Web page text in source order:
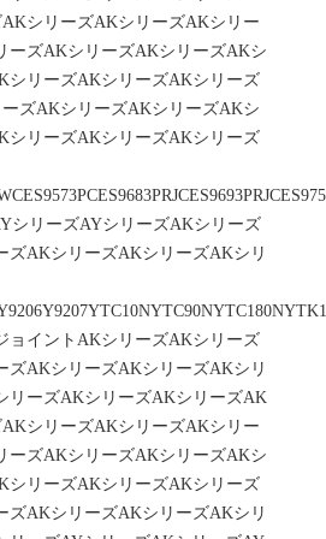
シリーズAKシリーズAKシリー
ーズAKシリーズAKシリーズAKシ
シリーズAKシリーズAKシリーズ
ズAKシリーズAKシリーズAKシ
シリーズAKシリーズAKシリーズ
シリーズAYシリーズAKシリーズ
AKシリーズAKシリーズAKシリ
ョイントAKシリーズAKシリーズ
AKシリーズAKシリーズAKシリ
リーズAKシリーズAKシリーズAK
シリーズAKシリーズAKシリー
ーズAKシリーズAKシリーズAKシ
シリーズAKシリーズAKシリーズ
AKシリーズAKシリーズAKシリ